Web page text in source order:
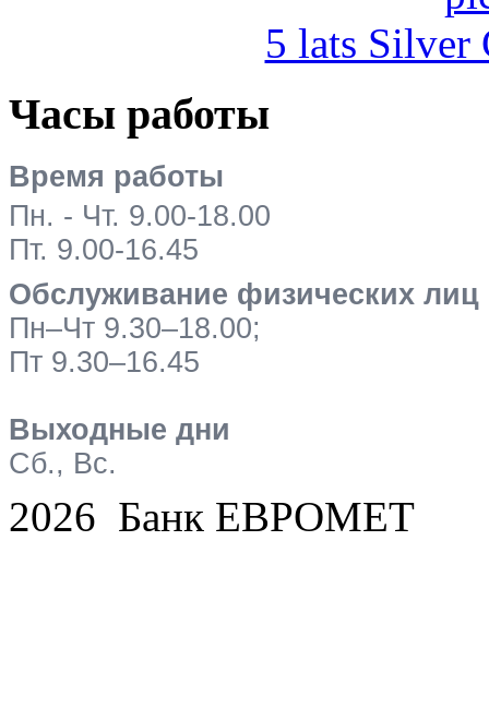
5 lats Silver
Часы работы
Время работы
Пн. - Чт. 9.00-18.00
Пт. 9.00-16.45
Обслуживание физических лиц
Пн–Чт 9.30–18.00;
Пт 9.30–16.45
Выходные дни
Сб., Вс.
2026 Банк ЕВРОМЕТ